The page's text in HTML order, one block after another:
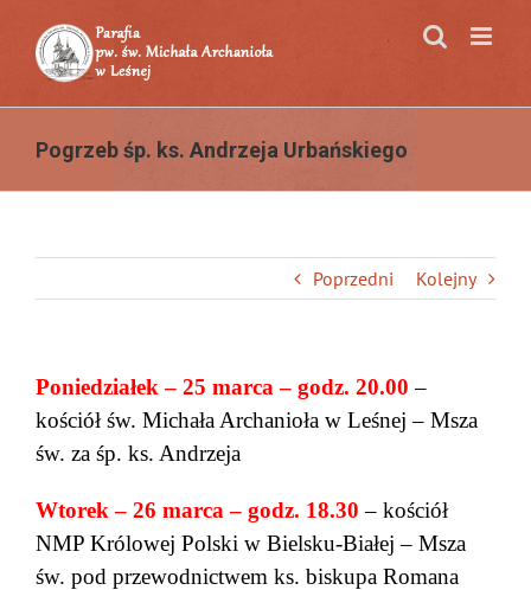
zawartości
Pogrzeb śp. ks. Andrzeja Urbańskiego
Poprzedni Kolejny
Poniedziałek – 25 marca – godz. 20.00 –
kościół św. Michała Archanioła w Leśnej – Msza
św. za śp. ks. Andrzeja
Wtorek – 26 marca – godz. 18.30 – kościół
NMP Królowej Polski w Bielsku-Białej – Msza
św. pod przewodnictwem ks. biskupa Romana